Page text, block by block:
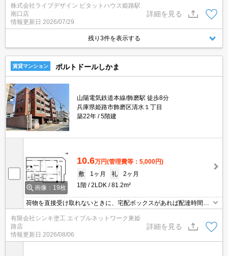
株式会社ライブデザイン ピタットハウス姫路駅
南口店
情報更新日 2026/07/29
詳細を見る
残り3件を表示する
賃貸マンション ポルトドールしかま
山陽電気鉄道本線/飾磨駅 徒歩8分
兵庫県姫路市飾磨区清水１丁目
築22年
5階建
画像：19枚
10.6万円(管理費等：5,000円)
敷
1ヶ月 礼
2ヶ月
1階
2LDK 81.2m²
荷物を直接受け取れないときに、宅配ボックスがあれば配達時間を
浴室乾燥機・洗面所独立など豊富に揃っており、過ごしやすいお部
屋になっております♪収納はシューズボックス・ウォークインクロゼ
ットなど豊富なので、衣類や履き物の整理がしやすく便利です♪
有限会社シンキ塗工 エイブルネットワーク東姫
路店
情報更新日 2026/08/06
詳細を見る